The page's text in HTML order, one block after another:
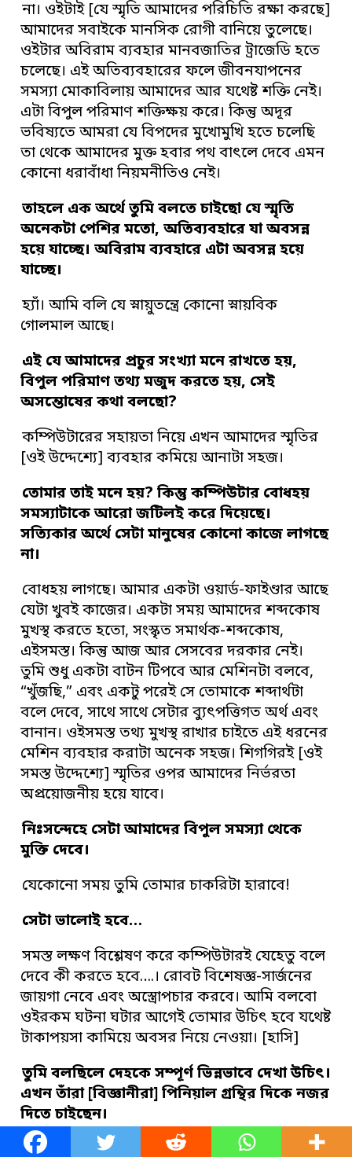
না। ওইটাই [যে স্মৃতি আমাদের পরিচিতি রক্ষা করছে]
আমাদের সবাইকে মানসিক রোগী বানিয়ে তুলেছে।
ওইটার অবিরাম ব্যবহার মানবজাতির ট্রাজেডি হতে
চলেছে। এই অতিব্যবহারের ফলে জীবনযাপনের
সমস্যা মোকাবিলায় আমাদের আর যথেষ্ট শক্তি নেই।
এটা বিপুল পরিমাণ শক্তিক্ষয় করে। কিন্তু অদূর
ভবিষ্যতে আমরা যে বিপদের মুখোমুখি হতে চলেছি
তা থেকে আমাদের মুক্ত হবার পথ বাৎলে দেবে এমন
কোনো ধরাবাঁধা নিয়মনীতিও নেই।
তাহলে এক অর্থে তুমি বলতে চাইছো যে স্মৃতি
অনেকটা পেশির মতো, অতিব্যবহারে যা অবসন্ন
হয়ে যাচ্ছে। অবিরাম ব্যবহারে এটা অবসন্ন হয়ে
যাচ্ছে।
হ্যাঁ। আমি বলি যে স্নায়ুতন্ত্রে কোনো স্নায়বিক
গোলমাল আছে।
এই যে আমাদের প্রচুর সংখ্যা মনে রাখতে হয়,
বিপুল পরিমাণ তথ্য মজুদ করতে হয়, সেই
অসন্তোষের কথা বলছো?
কম্পিউটারের সহায়তা নিয়ে এখন আমাদের স্মৃতির
[ওই উদ্দেশ্যে] ব্যবহার কমিয়ে আনাটা সহজ।
তোমার তাই মনে হয়? কিন্তু কম্পিউটার বোধহয়
সমস্যাটাকে আরো জটিলই করে দিয়েছে।
সত্যিকার অর্থে সেটা মানুষের কোনো কাজে লাগছে
না।
বোধহয় লাগছে। আমার একটা ওয়ার্ড-ফাইণ্ডার আছে
যেটা খুবই কাজের। একটা সময় আমাদের শব্দকোষ
মুখস্থ করতে হতো, সংস্কৃত সমার্থক-শব্দকোষ,
এইসমস্ত। কিন্তু আজ আর সেসবের দরকার নেই।
তুমি শুধু একটা বাটন টিপবে আর মেশিনটা বলবে,
“খুঁজছি,” এবং একটু পরেই সে তোমাকে শব্দার্থটা
বলে দেবে, সাথে সাথে সেটার ব্যুৎপত্তিগত অর্থ এবং
বানান। ওইসমস্ত তথ্য মুখস্থ রাখার চাইতে এই ধরনের
মেশিন ব্যবহার করাটা অনেক সহজ। শিগগিরই [ওই
সমস্ত উদ্দেশ্যে] স্মৃতির ওপর আমাদের নির্ভরতা
অপ্রয়োজনীয় হয়ে যাবে।
নিঃসন্দেহে সেটা আমাদের বিপুল সমস্যা থেকে
মুক্তি দেবে।
যেকোনো সময় তুমি তোমার চাকরিটা হারাবে!
সেটা ভালোই হবে…
সমস্ত লক্ষণ বিশ্লেষণ করে কম্পিউটারই যেহেতু বলে
দেবে কী করতে হবে….। রোবট বিশেষজ্ঞ-সার্জনের
জায়গা নেবে এবং অস্ত্রোপচার করবে। আমি বলবো
ওইরকম ঘটনা ঘটার আগেই তোমার উচিৎ হবে যথেষ্ট
টাকাপয়সা কামিয়ে অবসর নিয়ে নেওয়া। [হাসি]
তুমি বলছিলে দেহকে সম্পূর্ণ ভিন্নভাবে দেখা উচিৎ।
এখন তাঁরা [বিজ্ঞানীরা] পিনিয়াল গ্রন্থির দিকে নজর
দিতে চাইছেন।
ভারতে তাঁরা সেটাকে বলেন আজ্ঞা চক্র। আমরা